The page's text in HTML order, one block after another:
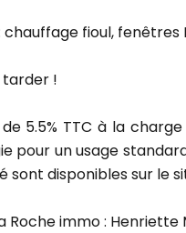
fioul, fenêtres
tarder !
5.5% TTC à la
pour un usage
sont disponibles sur le
Roche immo : Henriette